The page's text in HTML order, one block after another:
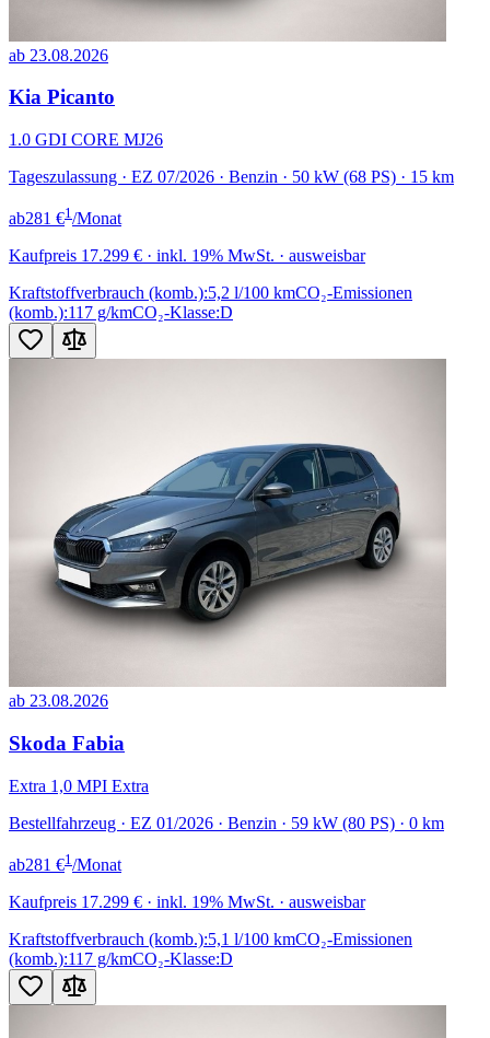
ab 23.08.2026
Kia Picanto
1.0 GDI CORE MJ26
Tageszulassung · EZ 07/2026 · Benzin · 50 kW (68 PS) · 15 km
ab281 €1 /Monat
Kaufpreis 17.299 € · inkl. 19% MwSt. · ausweisbar
Kraftstoffverbrauch (komb.):5,2 l/100 kmCO₂-Emissionen
(komb.):117 g/kmCO₂-Klasse:D
ab 23.08.2026
Skoda Fabia
Extra 1,0 MPI Extra
Bestellfahrzeug · EZ 01/2026 · Benzin · 59 kW (80 PS) · 0 km
ab281 €1 /Monat
Kaufpreis 17.299 € · inkl. 19% MwSt. · ausweisbar
Kraftstoffverbrauch (komb.):5,1 l/100 kmCO₂-Emissionen
(komb.):117 g/kmCO₂-Klasse:D